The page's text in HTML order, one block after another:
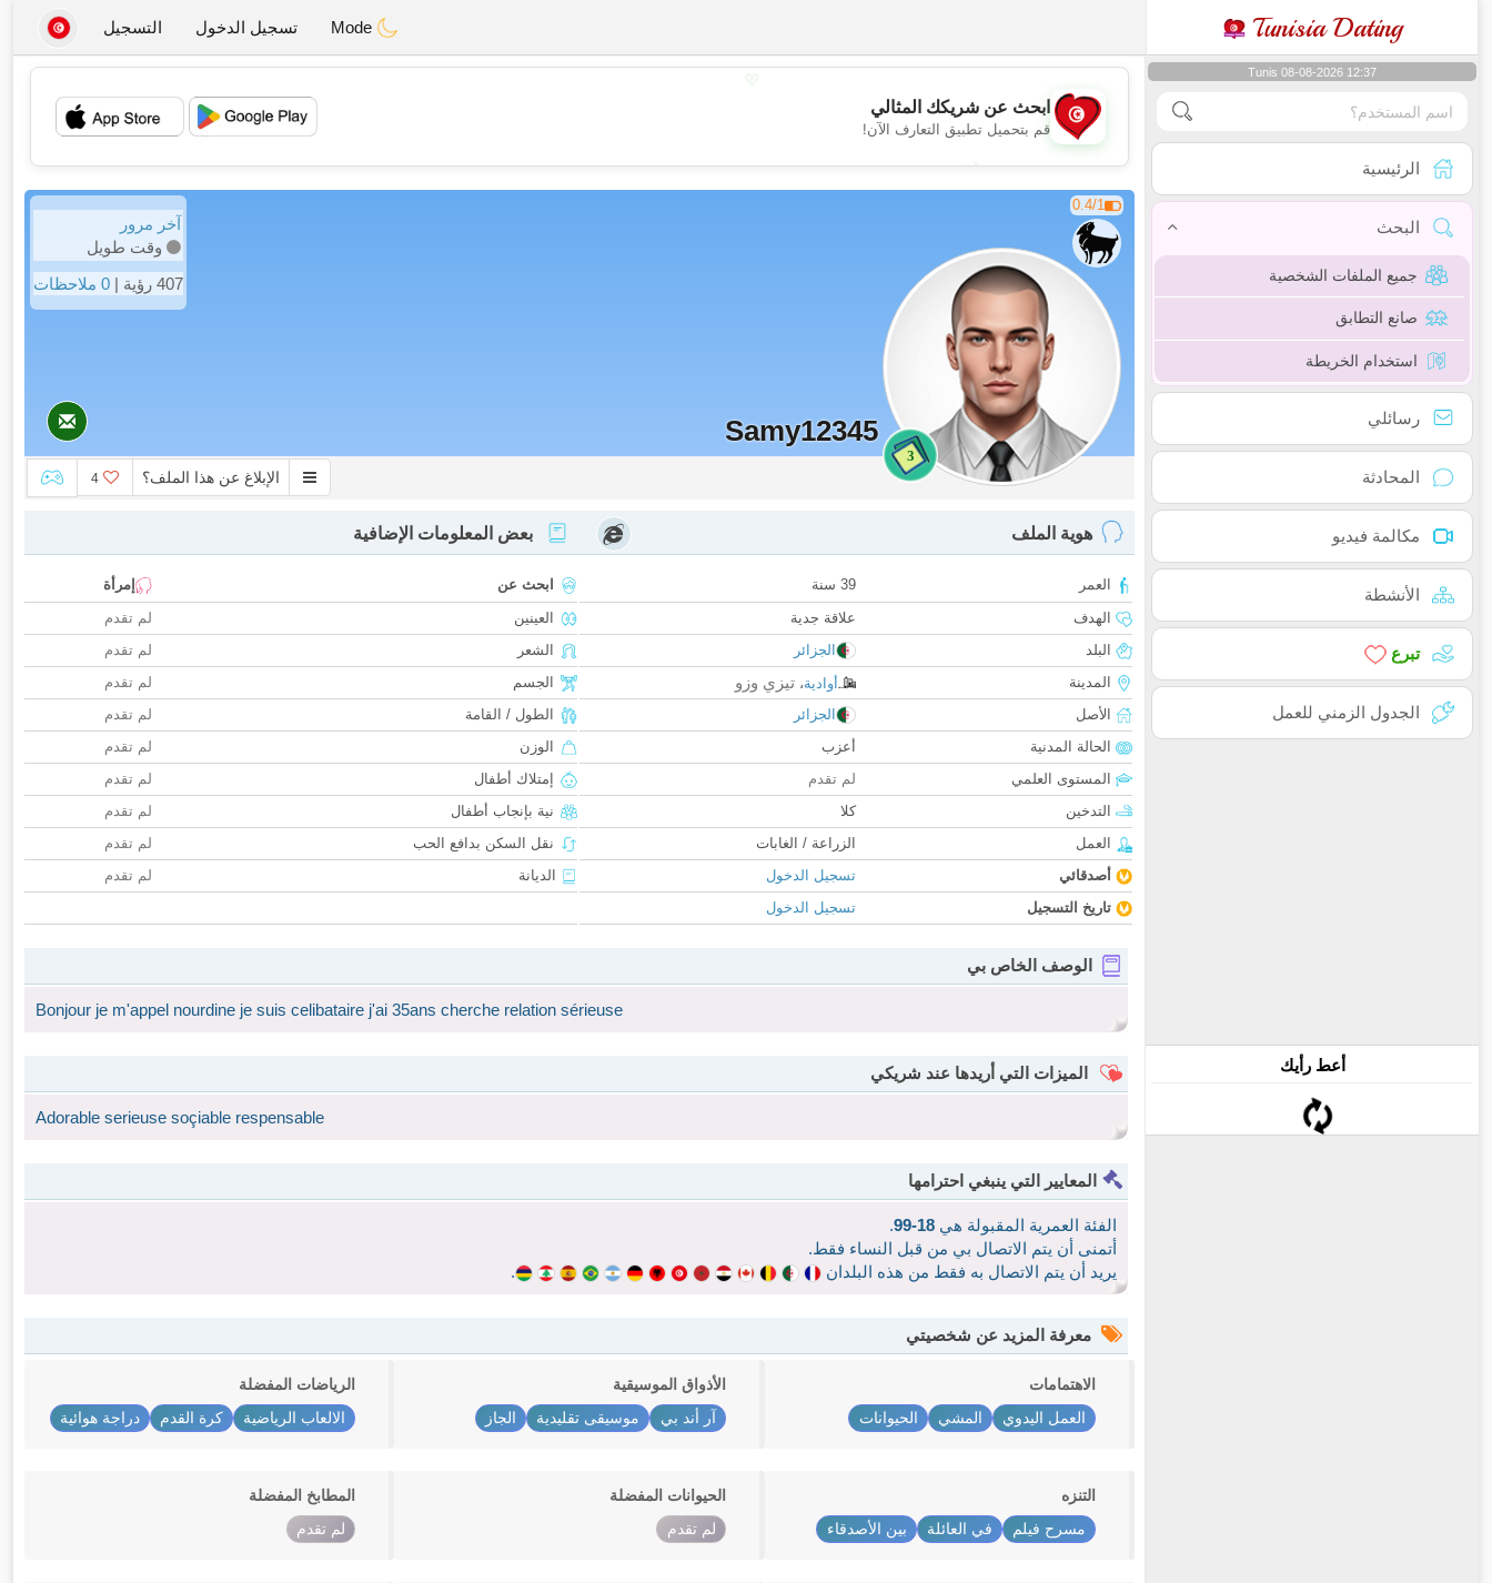
Tunisia Dating تسجيل الدخول التسجيل
Tunis 08-08-2026 12:37
الرئيسية
البحث
جميع الملفات الشخصية
صانع التطابق
استخدام الخريطة
رسائلي
المحادثة
مكالمة فيديو
الأنشطة
تبرع
الجدول الزمني للعمل
أعط رأيك
💖
💕
ابحث عن شريكك المثالي
قم بتحميل تطبيق التعارف الآن!
0.4/1
3
Samy12345
آخر مرور
وقت طويل
407 رؤية |
0 ملاحظات
الإبلاغ عن هذا الملف؟ 4
هوية الملف
العمر
39 سنة
الهدف
علاقة جدية
البلد
الجزائر
المدينة
أوادية، تيزي وزو
الأصل
الجزائر
الحالة المدنية
أعزب
المستوى العلمي
لم تقدم
التدخين
كلا
العمل
الزراعة / الغابات
أصدقائي
تسجيل الدخول
تاريخ التسجيل
تسجيل الدخول
بعض المعلومات الإضافية
ابحث عن
إمرأة
العينين
لم تقدم
الشعر
لم تقدم
الجسم
لم تقدم
الطول / القامة
لم تقدم
الوزن
لم تقدم
إمتلاك أطفال
لم تقدم
نية بإنجاب أطفال
لم تقدم
نقل السكن بدافع الحب
لم تقدم
الديانة
لم تقدم
الوصف الخاص بي
Bonjour je m'appel nourdine je suis celibataire j'ai 35ans cherche relation sérieuse
الميزات التي أريدها عند شريكي
Adorable serieuse soçiable respensable
المعايير التي ينبغي احترامها
الفئة العمرية المقبولة هي 18-99
.
أتمنى أن يتم الاتصال بي من قبل النساء فقط.
يريد أن يتم الاتصال به فقط من هذه البلدان
.
معرفة المزيد عن شخصيتي
الاهتمامات
العمل اليدوي المشي الحيوانات
الأذواق الموسيقية
آر أند بي موسيقى تقليدية الجاز
الرياضات المفضلة
الالعاب الرياضية كرة القدم دراجة هوائية
التنزه
مسرح فيلم في العائلة بين الأصدقاء
الحيوانات المفضلة
لم تقدم
المطابخ المفضلة
لم تقدم